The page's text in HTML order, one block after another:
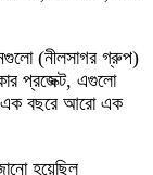
(নীলসাগর গ্রুপ)
প্রজেক্ট, এগুলো
এক বছরে আরো এক
হয়েছিল